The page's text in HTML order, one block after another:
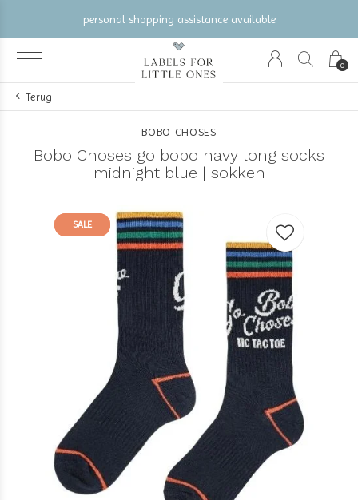
0
personal shopping assistance available
Terug
BOBO CHOSES
Bobo Choses go bobo navy long socks
midnight blue | sokken
SALE
SALE